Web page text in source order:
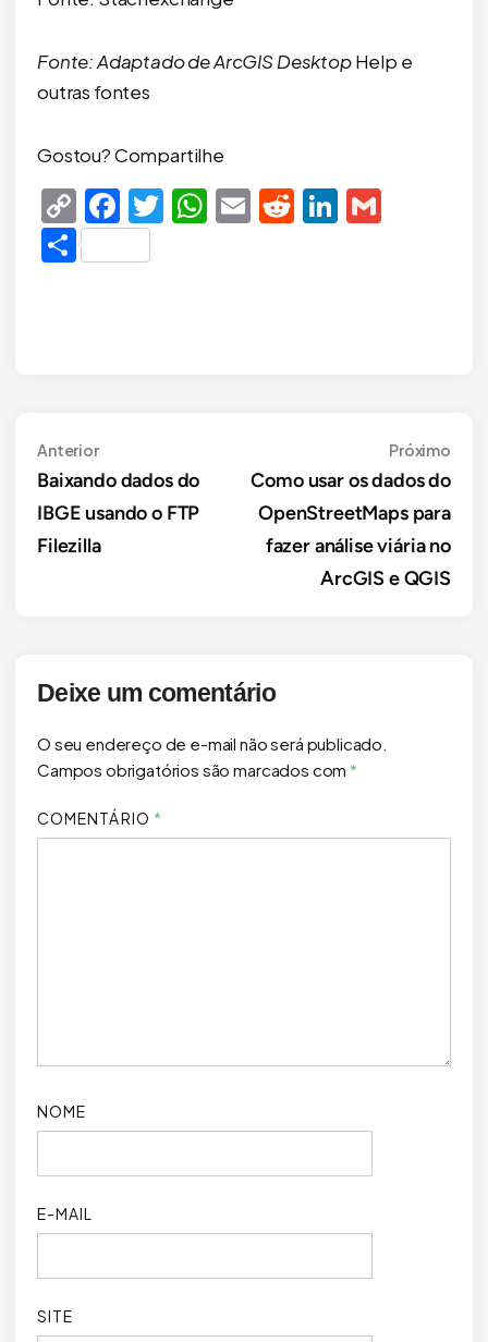
Fonte: Adaptado de ArcGIS DesktopHelp e
outras fontes
Gostou? Compartilhe
Copy
Link
Facebook
Twitter
WhatsApp
EmailRedditLinkedIn
Share
Navegação
de
Post
AnteriorAnterior
Baixando dados do
IBGE usando o FTP
Filezilla
Próximo
Como usar os dados do
OpenStreetMaps para
fazer análise viária no
ArcGIS e QGIS
Deixe um comentário
O seu endereço de e-mail não será publicado.
Campos obrigatórios são marcados com*
COMENTÁRIO *
NOME
E-MAIL
SITE